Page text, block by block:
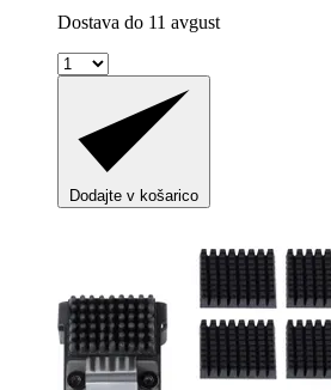
Dostava do 11 avgust
Dodajte v košarico